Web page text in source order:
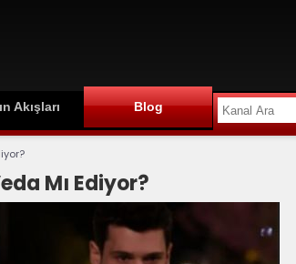
Akışları Blog
Mı Ediyor?